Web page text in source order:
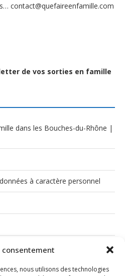
consentement
nous utilisons des technologies
contact@quefaireenfamille.com
de vos sorties en famille
dans les Bouches-du-Rhône |
à caractère personnel